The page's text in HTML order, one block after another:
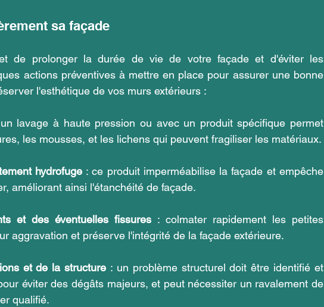
sa façade
de prolonger la durée de vie de votre façade et d'éviter les
actions préventives à mettre en place pour assurer une bonne
l'esthétique de vos murs extérieurs :
lavage à haute pression ou avec un produit spécifique permet
les mousses, et les lichens qui peuvent fragiliser les matériaux.
hydrofuge : ce produit imperméabilise la façade et empêche
améliorant ainsi l'étanchéité de façade.
et des éventuelles fissures : colmater rapidement les petites
aggravation et préserve l'intégrité de la façade extérieure.
et de la structure : un problème structurel doit être identifié et
éviter des dégâts majeurs, et peut nécessiter un ravalement de
qualifié.